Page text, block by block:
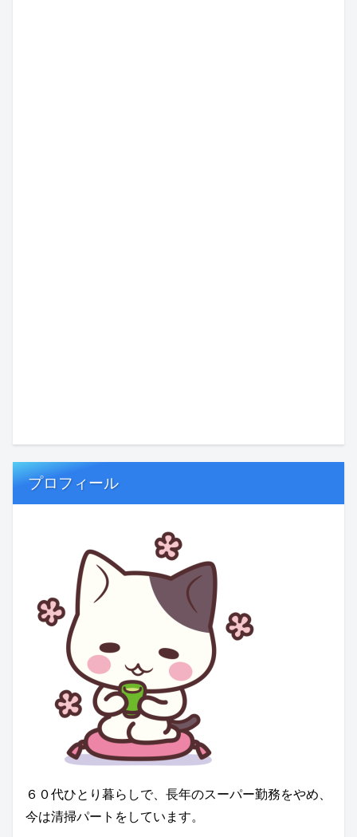
プロフィール
６０代ひとり暮らしで、長年のスーパー勤務をやめ、
今は清掃パートをしています。